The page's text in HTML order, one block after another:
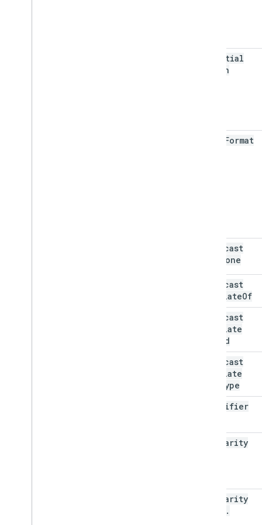
potential
Action
Format
broadcast
Timezone
broadcast
AffiliateOf
broadcast
Affiliate
@id
broadcast
Affiliate
@type
identifier
popularity
popularity
.